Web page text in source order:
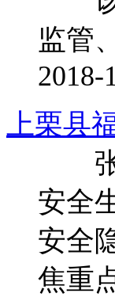
监管
2018-
上栗县
张
安全
安全
焦重